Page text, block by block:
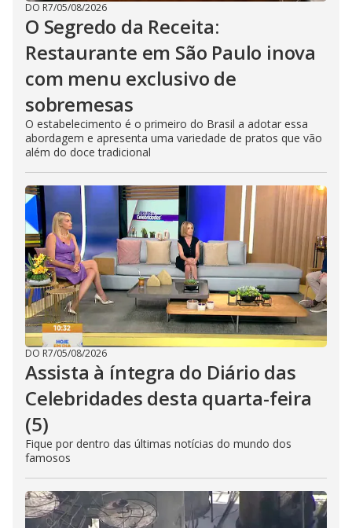
DO R7/05/08/2026
O Segredo da Receita:
Restaurante em São Paulo inova
com menu exclusivo de
sobremesas
O estabelecimento é o primeiro do Brasil a adotar essa
abordagem e apresenta uma variedade de pratos que vão
além do doce tradicional
DO R7/05/08/2026
Assista à íntegra do Diário das
Celebridades desta quarta-feira
(5)
Fique por dentro das últimas notícias do mundo dos
famosos